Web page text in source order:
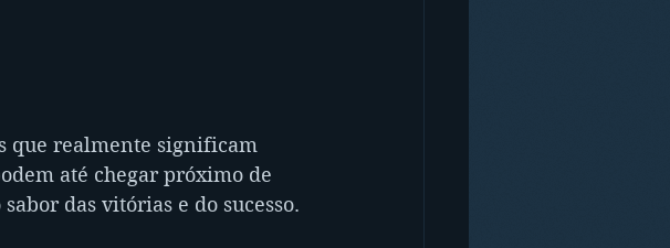
que realmente significam
até chegar próximo de
das vitórias e do sucesso.